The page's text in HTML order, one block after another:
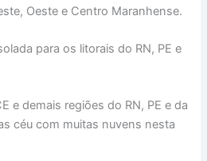
Oeste e Centro Maranhense.
para os litorais do RN, PE e
e demais regiões do RN, PE e da
céu com muitas nuvens nesta